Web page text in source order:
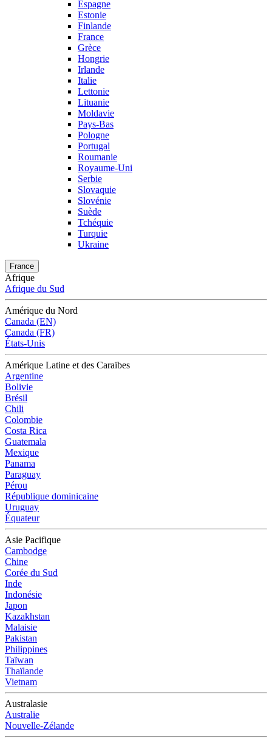
Espagne
Estonie
Finlande
France
Grèce
Hongrie
Irlande
Italie
Lettonie
Lituanie
Moldavie
Pays-Bas
Pologne
Portugal
Roumanie
Royaume-Uni
Serbie
Slovaquie
Slovénie
Suède
Tchéquie
Turquie
Ukraine
France
Afrique
Afrique du Sud
Amérique du Nord
Canada (EN)
Canada (FR)
États-Unis
Amérique Latine et des Caraïbes
Argentine
Bolivie
Brésil
Chili
Colombie
Costa Rica
Guatemala
Mexique
Panama
Paraguay
Pérou
République dominicaine
Uruguay
Équateur
Asie Pacifique
Cambodge
Chine
Corée du Sud
Inde
Indonésie
Japon
Kazakhstan
Malaisie
Pakistan
Philippines
Taïwan
Thaïlande
Vietnam
Australasie
Australie
Nouvelle-Zélande